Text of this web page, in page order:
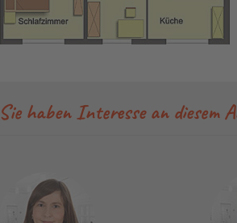
Sie haben Interesse an diesem